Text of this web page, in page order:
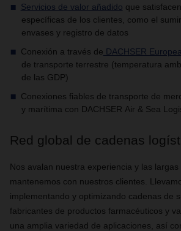
Servicios de valor añadido que
específicas de los clientes, como el
envases y registro de datos
Conexión a través de DACHSER
de transporte terrestre (temperatura
de las GDP)
Conexiones fiables de transporte de
y marítima con DACHSER Air & Sea
Red global de cadenas
Nos avalan nuestra experiencia y las
mantenemos con nuestros clientes.
implementando y optimizando cadenas de
fabricantes de productos farmacéuticos y
una amplia variedad de aplicaciones, así